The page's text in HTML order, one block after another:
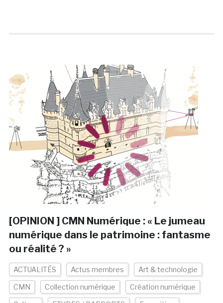
[OPINION ] CMN Numérique : « Le jumeau
numérique dans le patrimoine : fantasme
ou réalité ? »
ACTUALITÉS Actus membres Art & technologie
CMN Collection numérique Création numérique